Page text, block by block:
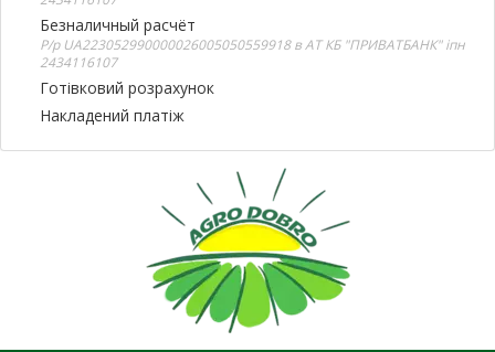
Безналичный расчёт
Р/р UA223052990000026005050559918 в АТ КБ "ПРИВАТБАНК" іпн
2434116107
Готівковий розрахунок
Накладений платіж